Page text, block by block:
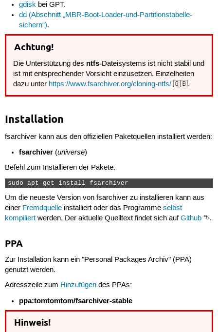
gdisk bei GPT.
dd (Abschnitt „MBR-Boot-Loader-und-Partitionstabelle-
sichern“).
Achtung!
Die Unterstützung des ntfs-Dateisystems ist nicht stabil und
ist mit entsprechender Vorsicht einzusetzen. Einzelheiten
dazu unter https://www.fsarchiver.org/cloning-ntfs/ 🇬🇧.
Installation
fsarchiver kann aus den offiziellen Paketquellen installiert werden:
fsarchiver (universe)
Befehl zum Installieren der Pakete:
sudo apt-get install fsarchiver
Um die neueste Version von fsarchiver zu installieren kann aus
einer Fremdquelleinstalliert oder das Programme selbst
kompiliertwerden. Der aktuelle Quelltext findet sich aufGithub⮷.
PPA
Zur Installation kann ein "Personal Packages Archiv" (PPA)
genutzt werden.
Adresszeile zum Hinzufügendes PPAs:
ppa:tomtomtom/fsarchiver-stable
Hinweis!